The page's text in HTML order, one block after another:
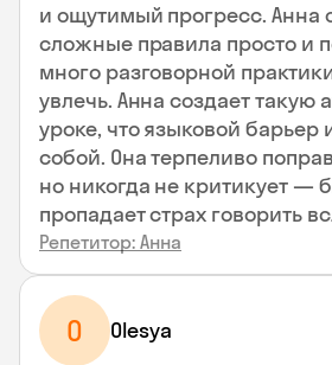
и ощутимый прогресс. Анна
сложные правила просто и
много разговорной
увлечь. Анна создает такую
уроке, что языковой барьер
собой. Она терпеливо
но никогда не критикует —
пропадает страх говорить
Репетитор: Анна
O Olesya